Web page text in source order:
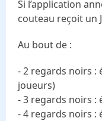
Si l’application
couteau reçoit un
Au bout de :
- 2 regards noirs :
joueurs)
- 3 regards noirs :
- 4 regards noirs :